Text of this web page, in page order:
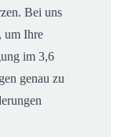
Bei uns
um Ihre
im 3,6
genau zu